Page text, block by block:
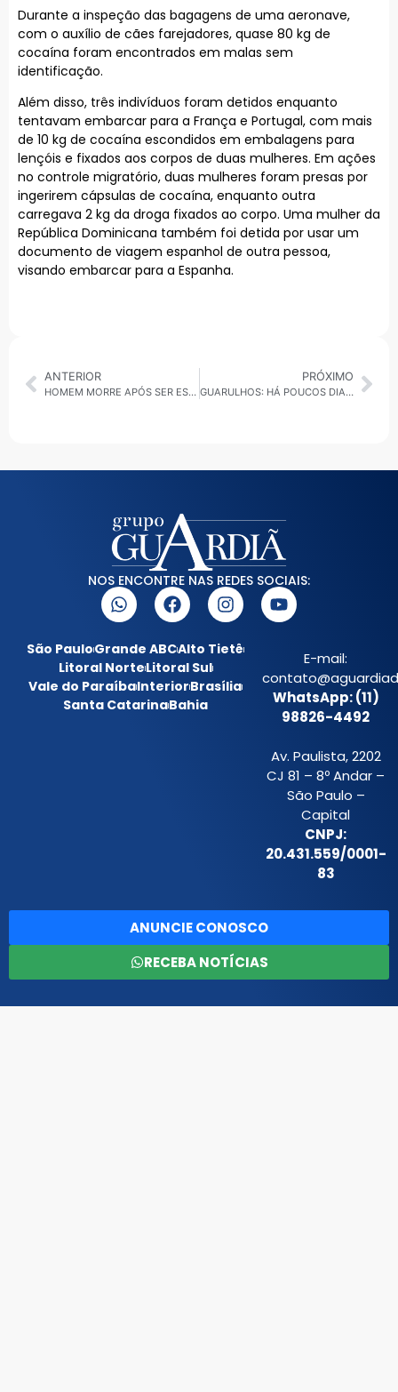
Durante a inspeção das bagagens de uma aeronave,
com o auxílio de cães farejadores, quase 80 kg de
cocaína foram encontrados em malas sem
identificação.
Além disso, três indivíduos foram detidos enquanto
tentavam embarcar para a França e Portugal, com mais
de 10 kg de cocaína escondidos em embalagens para
lençóis e fixados aos corpos de duas mulheres. Em ações
no controle migratório, duas mulheres foram presas por
ingerirem cápsulas de cocaína, enquanto outra
carregava 2 kg da droga fixados ao corpo. Uma mulher da
República Dominicana também foi detida por usar um
documento de viagem espanhol de outra pessoa,
visando embarcar para a Espanha.
ANTERIOR
HOMEM MORRE APÓS SER ESFAQUEADO NO CENTRO DE GUARULHOS
PRÓXIMO
GUARULHOS: HÁ POUCOS DIAS DO 2º TURNO, LUCAS SANCHES ESTÁ MAIS DE 15 PONTOS A FRENTE DE ELÓI PIETÁ
NOS ENCONTRE NAS REDES SOCIAIS:
São PauloGrande ABCAlto Tietê
Litoral NorteLitoral Sul
Vale do ParaíbaInteriorBrasília
Santa CatarinaBahia
E-mail:
WhatsApp: (11)
98826-4492
Av. Paulista, 2202
CJ 81 – 8º Andar –
São Paulo –
Capital
CNPJ:
20.431.559/0001-
83
ANUNCIE CONOSCO
RECEBA NOTÍCIAS